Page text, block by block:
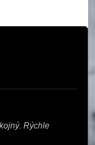
Rýchle